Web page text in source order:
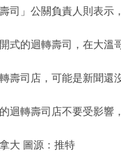
司」公關負責人則表示
式的迴轉壽司，在大溫
壽司店，可能是新聞還
迴轉壽司店不要受影響
大 圖源：推特